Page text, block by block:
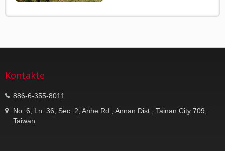
Kontakte
886-6-355-8011
No. 6, Ln. 36, Sec. 2, Anhe Rd., Annan Dist., Tainan City 709,
Taiwan